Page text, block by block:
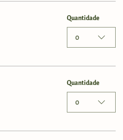
Quantidade
0
Quantidade
0